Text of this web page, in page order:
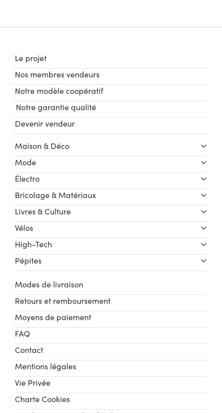
Le projet
Nos membres vendeurs
Notre modèle coopératif
Notre garantie qualité
Devenir vendeur
Maison & Déco
Mode
Électro
Bricolage & Matériaux
Livres & Culture
Vélos
High-Tech
Pépites
Modes de livraison
Retours et remboursement
Moyens de paiement
FAQ
Contact
Mentions légales
Vie Privée
Charte Cookies